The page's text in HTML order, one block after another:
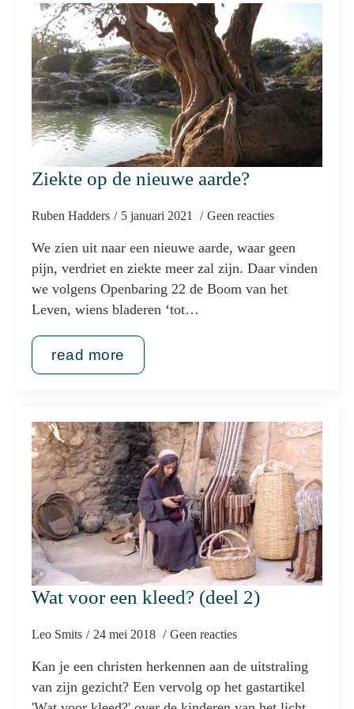
Ziekte op de nieuwe aarde?
Ruben Hadders 5 januari 2021 Geen reacties
We zien uit naar een nieuwe aarde, waar geen
pijn, verdriet en ziekte meer zal zijn. Daar vinden
we volgens Openbaring 22 de Boom van het
Leven, wiens bladeren ‘tot…
read more
Wat voor een kleed? (deel 2)
Leo Smits 24 mei 2018 Geen reacties
Kan je een christen herkennen aan de uitstraling
van zijn gezicht? Een vervolg op het gastartikel